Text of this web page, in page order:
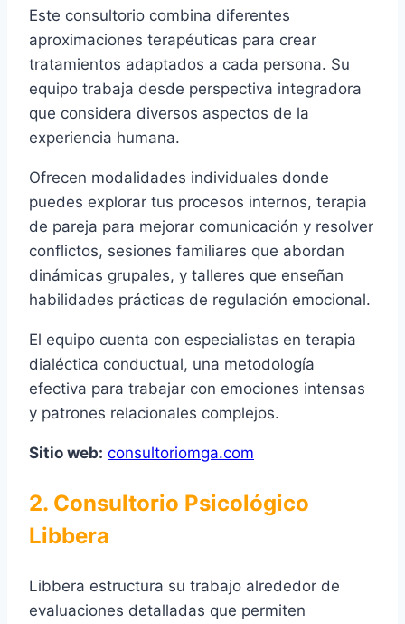
Este consultorio combina diferentes
aproximaciones terapéuticas para crear
tratamientos adaptados a cada persona. Su
equipo trabaja desde perspectiva integradora
que considera diversos aspectos de la
experiencia humana.
Ofrecen modalidades individuales donde
puedes explorar tus procesos internos, terapia
de pareja para mejorar comunicación y resolver
conflictos, sesiones familiares que abordan
dinámicas grupales, y talleres que enseñan
habilidades prácticas de regulación emocional.
El equipo cuenta con especialistas en terapia
dialéctica conductual, una metodología
efectiva para trabajar con emociones intensas
y patrones relacionales complejos.
Sitio web: consultoriomga.com
2. Consultorio Psicológico
Libbera
Libbera estructura su trabajo alrededor de
evaluaciones detalladas que permiten